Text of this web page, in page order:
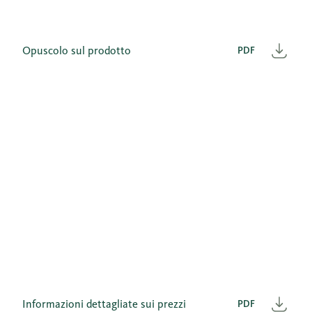
PDF
Opuscolo sul prodotto
PDF
Informazioni dettagliate sui prezzi